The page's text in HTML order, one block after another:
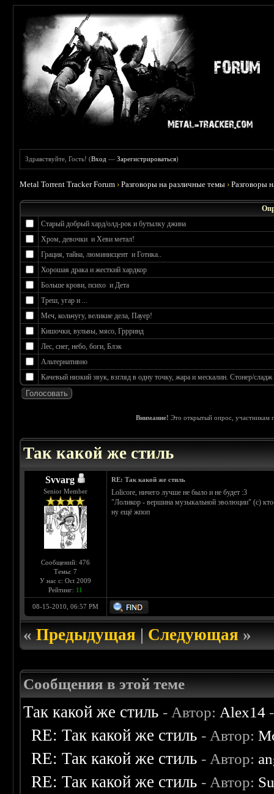
Здравствуйте, Гость! (Вход —Зарегистрироваться)
Metal Torrent Tracker Forum ›Разговоры на различные темы ›Разговоры
Старый добрый хард/олд-рок и бутылку джина
Хром, девочки и Хеви метал!
Грация, тайна, люминисцент и Готика..
Хорошая драка и жесткий хардкор
Больше крови, психо и Дета
Треш, угар и ...
Меч, кольчугу, великие дела, Пауер!
Кишочки, вульвы, мясо, Гррринд
Лес, снег, небо, боги, Блэк
Альтернативно
Качевый низкий звук, взгляд в одну точку, жара и мескалин. Стонер/
Внимание! Это открытый опрос, участникам
Так какой же стиль
Svvarg
Senior Member
Сообщений: 476
Темы: 7
У нас с: Oct 2009
Рейтинг: 11
RE: Так какой же стиль
Lolicore, ничего лучше не было и не будет :3
"Лоликор - вершина музыкальной эволюции" (с)
ну ещё жпоп
08-15-2010, 06:57 PM
«Предыдущая|Следующая»
Сообщения в этой теме
Так какой же стиль - Автор: Alex14
RE: Так какой же стиль - Автор:
RE: Так какой же стиль - Автор:
RE: Так какой же стиль - Автор: